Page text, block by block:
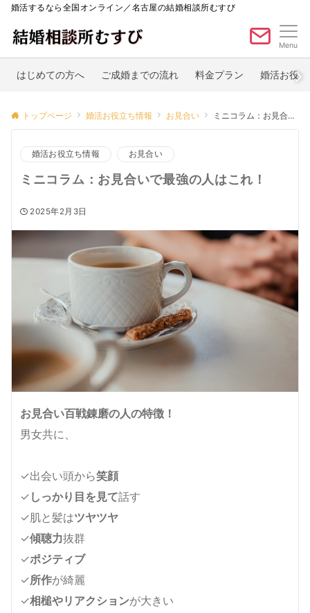
婚活するなら全国オンライン／名古屋の結婚相談所むすび
Menu
はじめての方へ ご成婚までの流れ 料金プラン 婚活お役
トップページ 婚活お役立ち情報 お見合い ミニコラム：お見合いで最強の人はこれ！
婚活お役立ち情報 お見合い
ミニコラム：お見合いで最強の人はこれ！
2025年2月3日
お見合い百戦錬磨の人の特徴！
男女共に、
✓出会い頭から笑顔
✓ しっかり目を見て話す
✓肌と髪はツヤツヤ
✓傾聴力抜群
✓ポジティブ
✓所作が綺麗
✓相槌やリアクションが大きい